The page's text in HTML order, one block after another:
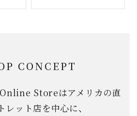
CONCEPT
Storeはアメリカの直
レット店を中心に、